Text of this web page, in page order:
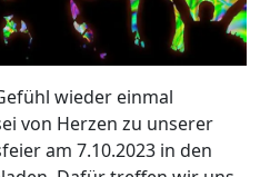
wieder einmal
von Herzen zu unserer
am 7.10.2023 in den